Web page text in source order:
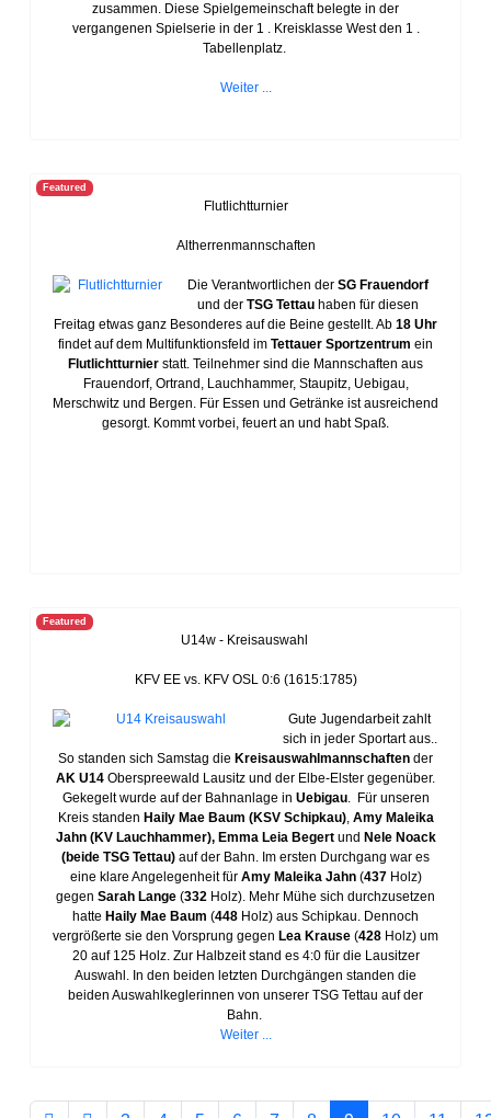
zusammen. Diese Spielgemeinschaft belegte in der
vergangenen Spielserie in der 1 . Kreisklasse West den 1 .
Tabellenplatz.
Weiter ...
Featured
Flutlichtturnier
Altherrenmannschaften
Die Verantwortlichen der SG Frauendorf
und der TSG Tettau haben für diesen
Freitag etwas ganz Besonderes auf die Beine gestellt. Ab 18 Uhr
findet auf dem Multifunktionsfeld im Tettauer Sportzentrum ein
Flutlichtturnier statt. Teilnehmer sind die Mannschaften aus
Frauendorf, Ortrand, Lauchhammer, Staupitz, Uebigau,
Merschwitz und Bergen. Für Essen und Getränke ist ausreichend
gesorgt. Kommt vorbei, feuert an und habt Spaß.
Featured
U14w - Kreisauswahl
KFV EE vs. KFV OSL 0:6 (1615:1785)
Gute Jugendarbeit zahlt
sich in jeder Sportart aus..
So standen sich Samstag die Kreisauswahlmannschaften der
AK U14 Oberspreewald Lausitz und der Elbe-Elster gegenüber.
Gekegelt wurde auf der Bahnanlage in Uebigau.
Für unseren
Kreis standen Haily Mae Baum (KSV Schipkau), Amy Maleika
Jahn (KV Lauchhammer), Emma Leia Begertund Nele Noack
(beide TSG Tettau) auf der Bahn. Im ersten Durchgang war es
eine klare Angelegenheit für Amy Maleika Jahn(437Holz)
gegen Sarah Lange (332 Holz). Mehr Mühe sich durchzusetzen
hatte Haily Mae Baum (448 Holz) aus Schipkau. Dennoch
vergrößerte sie den Vorsprung gegen Lea Krause (428 Holz) um
20 auf 125 Holz. Zur Halbzeit stand es 4:0 für die Lausitzer
Auswahl. In den beiden letzten Durchgängen standen die
beiden Auswahlkeglerinnen von unserer TSG Tettau auf der
Bahn.
Weiter ...